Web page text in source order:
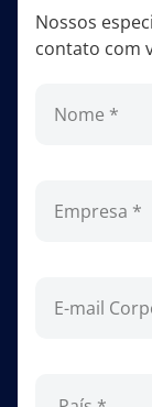
Nossos
contato com